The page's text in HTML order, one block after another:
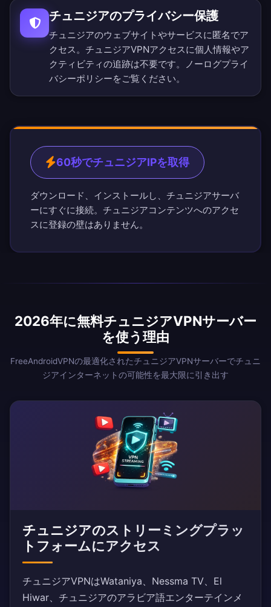
チュニジアのプライバシー保護
チュニジアのウェブサイトやサービスに匿名でア
クセス。チュニジアVPNアクセスに個人情報やア
クティビティの追跡は不要です。
ノーログプライ
バシーポリシーをご覧ください。
60秒でチュニジアIPを取得
ダウンロード、インストールし、チュニジアサーバ
ーにすぐに接続。チュニジアコンテンツへのアクセ
スに登録の壁はありません。
2026年に無料チュニジアVPNサーバー
を使う理由
FreeAndroidVPNの最適化されたチュニジアVPNサーバーでチュニ
ジアインターネットの可能性を最大限に引き出す
チュニジアのストリーミングプラッ
トフォームにアクセス
チュニジアVPNはWataniya、Nessma TV、El
Hiwar、チュニジアのアラビア語エンターテインメ